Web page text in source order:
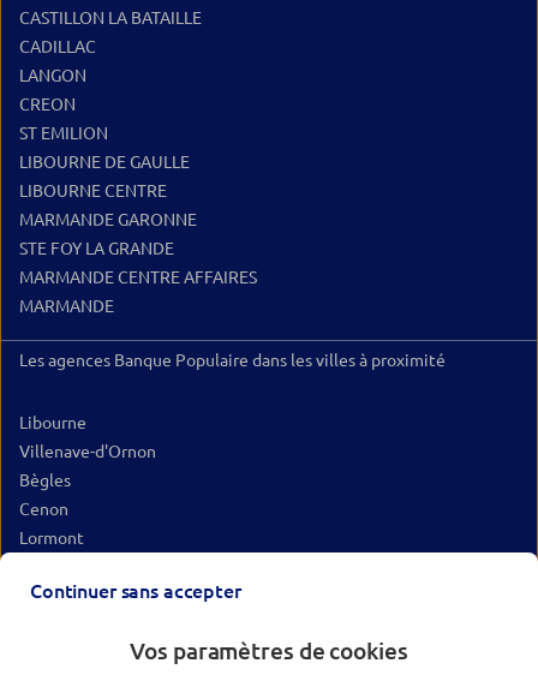
CASTILLON LA BATAILLE
CADILLAC
LANGON
CREON
ST EMILION
LIBOURNE DE GAULLE
LIBOURNE CENTRE
MARMANDE GARONNE
STE FOY LA GRANDE
MARMANDE CENTRE AFFAIRES
MARMANDE
Les agences Banque Populaire dans les villes à proximité
Libourne
Villenave-d'Ornon
Bègles
Cenon
Lormont
Gradignan
Continuer sans accepter
Vos paramètres de cookies